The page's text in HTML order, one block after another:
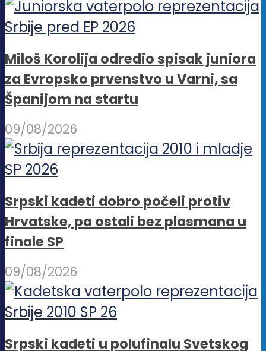
Miloš Korolija odredio spisak juniora
za Evropsko prvenstvo u Varni, sa
Španijom na startu
09/08/2026
Srpski kadeti dobro počeli protiv
Hrvatske, pa ostali bez plasmana u
finale SP
09/08/2026
Srpski kadeti u polufinalu Svetskog